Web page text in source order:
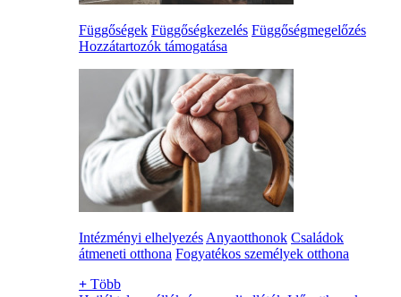
Függőségek Függőségkezelés Függőségmegelőzés
Hozzátartozók támogatása
Intézményi elhelyezés Anyaotthonok Családok
átmeneti otthona Fogyatékos személyek otthona
+ Több